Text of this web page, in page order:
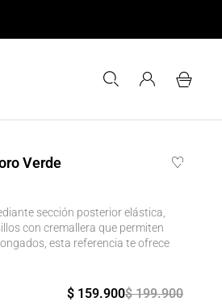
Verde
sección posterior elástica,
con cremallera que permiten
esta referencia te ofrece
$ 199.900
$ 159.900